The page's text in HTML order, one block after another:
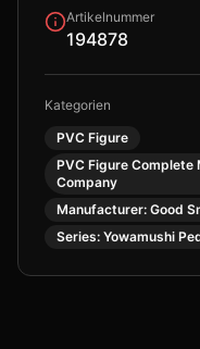
Artikelnummer
194878
Kategorien
PVC Figure
PVC Figure Complete
Company
Manufacturer: Good
Series: Yowamushi